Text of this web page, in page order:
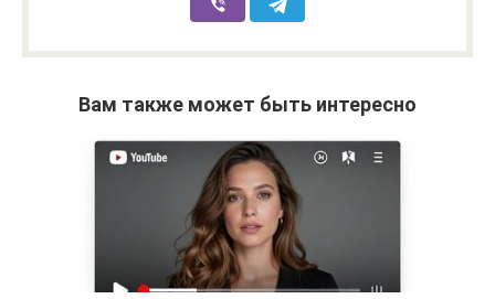
Вам также может быть интересно